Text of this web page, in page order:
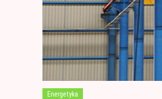
Energetyka